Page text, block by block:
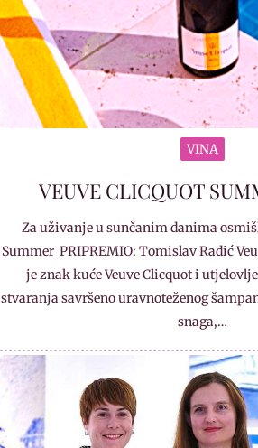
VINA
VEUVE CLICQUOT
Za uživanje u sunčanim danima
Summer PRIPREMIO: Tomislav Radić
je znak kuće Veuve Clicquot i
stvaranja savršeno uravnoteženog
snaga,…